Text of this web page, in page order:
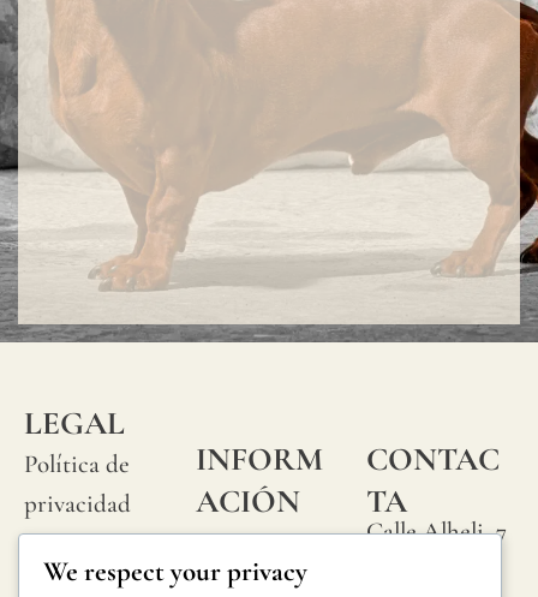
LEGAL
Política de
privacidad
Política de
INFORM
ACIÓN
Preguntas
frecuentes
CONTAC
TA
Calle Alheli, 7
We respect your privacy